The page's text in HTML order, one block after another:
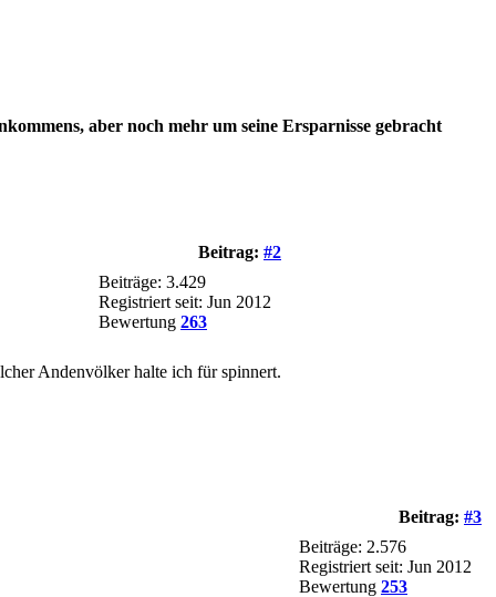
aber noch mehr um seine Ersparnisse gebracht
Beitrag: #2
Beiträge: 3.429
Registriert seit: Jun 2012
Bewertung 263
Andenvölker halte ich für spinnert.
Beitrag: #3
Beiträge: 2.576
Registriert seit: Jun 2012
Bewertung 253